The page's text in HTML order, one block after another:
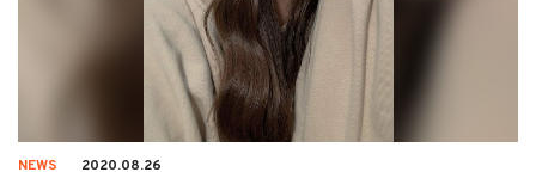
NEWS 2020.08.26